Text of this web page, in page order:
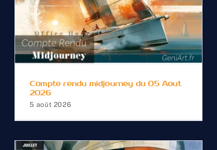
Compte rendu
midjourney du 05 Aout
2026
Compte rendu midjourney du 05 Aout
2026
5 août 2026